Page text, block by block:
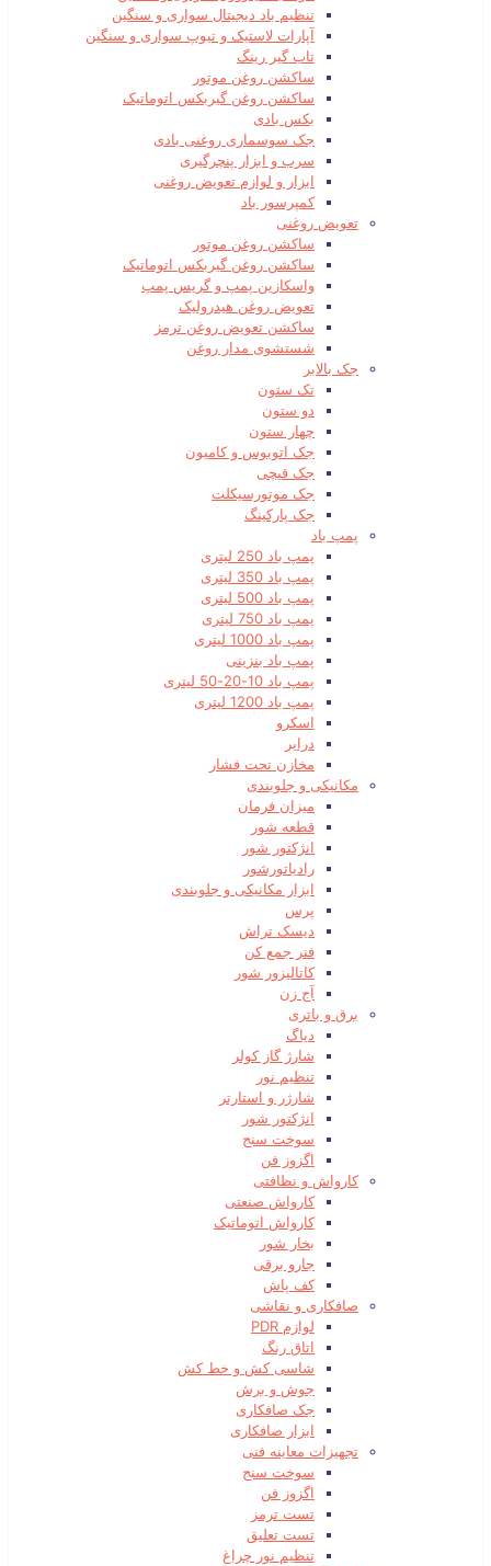
تنظیم باد دیجیتال سواری و سنگین
آپارات لاستیک و تیوپ سواری و سنگین
تاب گیر رینگ
ساکشن روغن موتور
ساکشن روغن گیربکس اتوماتیک
بکس بادی
جک سوسماری روغنی بادی
سرب و ابزار پنچرگیری
ابزار و لوازم تعویض روغنی
کمپرسور باد
تعویض روغنی
ساکشن روغن موتور
ساکشن روغن گیربکس اتوماتیک
واسکازین پمپ و گریس پمپ
تعویض روغن هیدرولیک
ساکشن تعویض روغن ترمز
شستشوی مدار روغن
جک بالابر
تک ستون
دو ستون
چهار ستون
جک اتوبوس و کامیون
جک قیچی
جک موتورسیکلت
جک پارکینگ
پمپ باد
پمپ باد 250 لیتری
پمپ باد 350 لیتری
پمپ باد 500 لیتری
پمپ باد 750 لیتری
پمپ باد 1000 لیتری
پمپ باد بنزینی
پمپ باد 10-20-50 لیتری
پمپ باد 1200 لیتری
اسکرو
درایر
مخازن تحت فشار
مکانیکی و جلوبندی
میزان فرمان
قطعه شور
انژکتور شور
رادیاتورشور
ابزار مکانیکی و جلوبندی
پرس
دیسک تراش
فنر جمع کن
کاتالیزور شور
آج زن
برق و باتری
دیاگ
شارژ گاز کولر
تنظیم نور
شارژر و استارتر
انژکتور شور
سوخت سنج
اگزوز فن
کارواش و نظافتی
کارواش صنعتی
کارواش اتوماتیک
بخار شور
جارو برقی
کف پاش
صافکاری و نقاشی
لوازم PDR
اتاق رنگ
شاسی کش و خط کش
جوش و برش
جک صافکاری
ابزار صافکاری
تجهیزات معاینه فنی
سوخت سنج
اگزوز فن
تست ترمز
تست تعلیق
تنظیم نور چراغ